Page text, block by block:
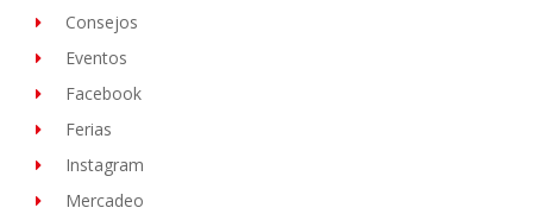
Consejos
Eventos
Facebook
Ferias
Instagram
Mercadeo